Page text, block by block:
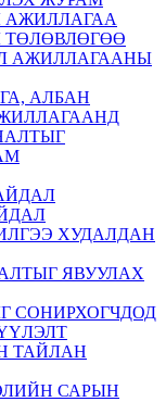
АЖИЛЛАГАА
АЖИЛЛАГААНЫ
АЛБАН
ХУДАЛДАН
ЯВУУЛАХ
СОНИРХОГЧДОД
ТАЙЛАН
САРЫН